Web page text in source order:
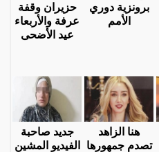
برونزية دوري
الأمم
حزيران وقفة
عرفة والأربعاء
عيد الأضحى
هنا الزاهد
تصدم جمهورها
جديد صاحبة
الفيديو المشين